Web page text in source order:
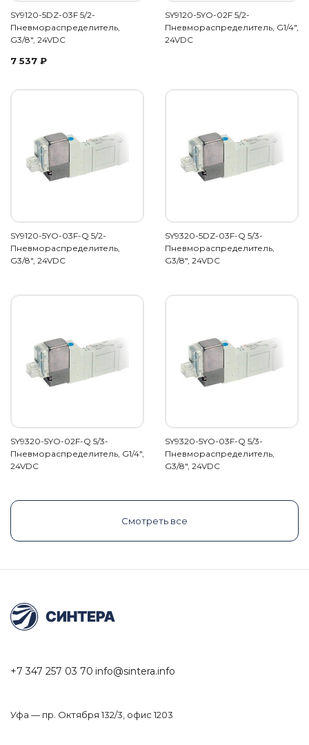
SY9120-5DZ-03F 5/2-
Пневмораспределитель,
G3/8", 24VDC
7 537 ₽
SY9120-5YO-02F 5/2-
Пневмораспределитель, G1/4",
24VDC
SY9120-5YO-03F-Q 5/2-
Пневмораспределитель,
G3/8", 24VDC
SY9320-5DZ-03F-Q 5/3-
Пневмораспределитель,
G3/8", 24VDC
SY9320-5YO-02F-Q 5/3-
Пневмораспределитель, G1/4",
24VDC
SY9320-5YO-03F-Q 5/3-
Пневмораспределитель,
G3/8", 24VDC
Смотреть все
+7 347 257 03 70 info@sintera.info
Уфа — пр. Октября 132/3, офис 1203